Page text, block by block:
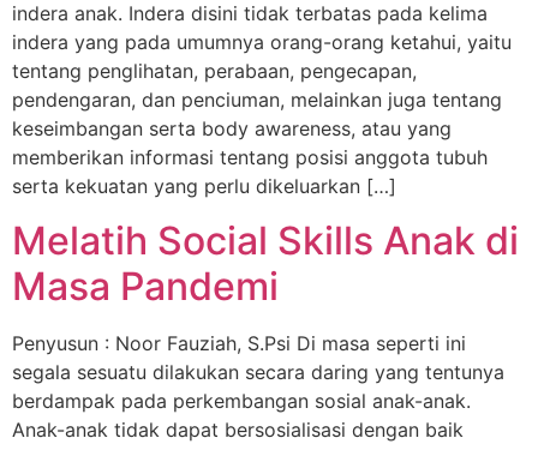
indera anak. Indera disini tidak terbatas pada kelima
indera yang pada umumnya orang-orang ketahui, yaitu
tentang penglihatan, perabaan, pengecapan,
pendengaran, dan penciuman, melainkan juga tentang
keseimbangan serta body awareness, atau yang
memberikan informasi tentang posisi anggota tubuh
serta kekuatan yang perlu dikeluarkan […]
Melatih Social Skills Anak di
Masa Pandemi
Penyusun : Noor Fauziah, S.Psi Di masa seperti ini
segala sesuatu dilakukan secara daring yang tentunya
berdampak pada perkembangan sosial anak-anak.
Anak-anak tidak dapat bersosialisasi dengan baik